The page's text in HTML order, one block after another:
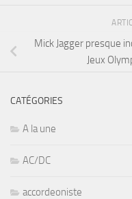
Mick Jagger presque
Jeux
CATÉGORIES
A la une
AC/DC
accordeoniste